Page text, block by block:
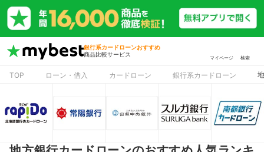
銀行系カードローンおすすめ
商品比較サービス
マイページ 検索
TOP ローン・借入 カードローン 銀行系カードローン